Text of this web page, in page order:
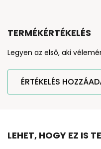
TERMÉKÉRTÉKELÉS
Legyen az első, aki
ÉRTÉKELÉS
LEHET, HOGY EZ IS